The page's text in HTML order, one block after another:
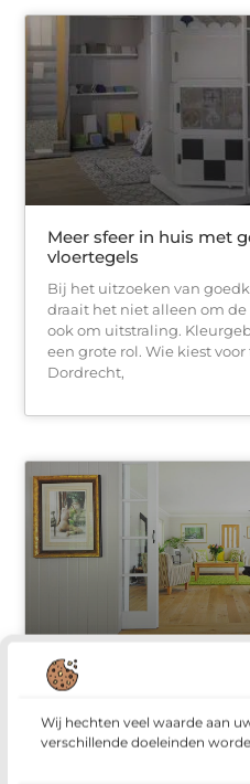
Wij hechten veel waarde aan
verschillende doeleinden
Meer sfeer in huis met
vloertegels
Bij het uitzoeken van
draait het niet alleen om
ook om uitstraling.
een grote rol. Wie kiest voor
Dordrecht,
Aandachtspunten bij
Wie kiest voor houten
natuurproduct dat om
Zo is de toplaag van veel